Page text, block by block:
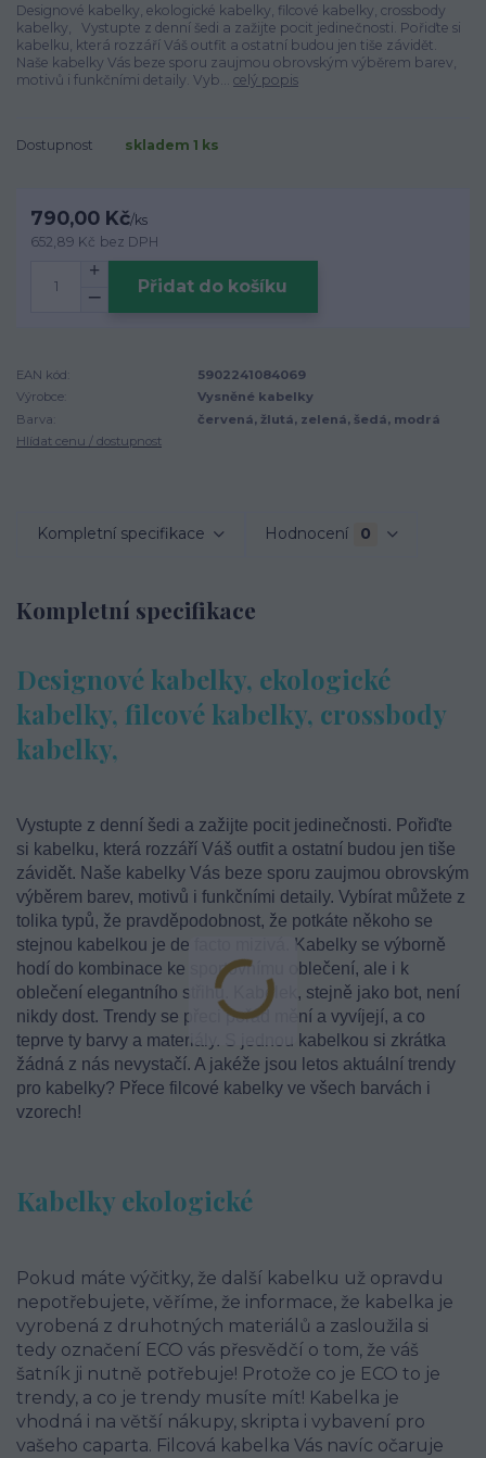
Designové kabelky, ekologické kabelky, filcové kabelky, crossbody
kabelky, Vystupte z denní šedi a zažijte pocit jedinečnosti. Pořiďte si
kabelku, která rozzáří Váš outfit a ostatní budou jen tiše závidět.
Naše kabelky Vás beze sporu zaujmou obrovským výběrem barev,
motivů i funkčními detaily. Vyb... celý popis
Dostupnost skladem 1 ks
790,00 Kč/ks
652,89 Kč bez DPH
Přidat do košíku
EAN kód:
5902241084069
Výrobce:
Vysněné kabelky
Barva:
červená, žlutá, zelená, šedá, modrá
Hlídat cenu / dostupnost
Kompletní specifikace Hodnocení 0
Kompletní specifikace
Designové kabelky, ekologické
kabelky, filcové kabelky, crossbody
kabelky,
Vystupte z denní šedi a zažijte pocit jedinečnosti. Pořiďte
si kabelku, která rozzáří Váš outfit a ostatní budou jen tiše
závidět. Naše kabelky Vás beze sporu zaujmou obrovským
výběrem barev, motivů i funkčními detaily. Vybírat můžete z
tolika typů, že pravděpodobnost, že potkáte někoho se
stejnou kabelkou je de facto mizivá. Kabelky se výborně
hodí do kombinace ke sportovnímu oblečení, ale i k
oblečení elegantního střihu. Kabelek, stejně jako bot, není
nikdy dost. Trendy se přeci pořád mění a vyvíjejí, a co
teprve ty barvy a materiály. S jednou kabelkou si zkrátka
žádná z nás nevystačí. A jakéže jsou letos aktuální trendy
pro kabelky? Přece filcové kabelky ve všech barvách i
vzorech!
Kabelky ekologické
Pokud máte výčitky, že další kabelku už opravdu
nepotřebujete, věříme, že informace, že kabelka je
vyrobená z druhotných materiálů a zasloužila si
tedy označení ECO vás přesvědčí o tom, že váš
šatník ji nutně potřebuje! Protože co je ECO to je
trendy, a co je trendy musíte mít! Kabelka je
vhodná i na větší nákupy, skripta i vybavení pro
vašeho caparta. Filcová kabelka Vás navíc očaruje